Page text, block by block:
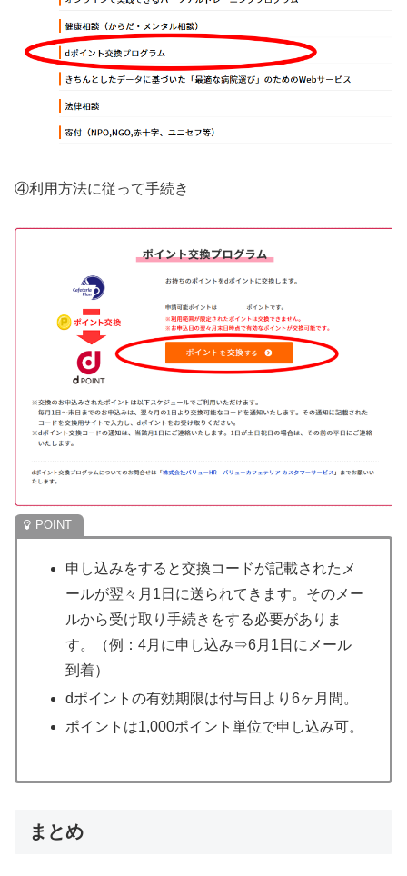
④利用方法に従って手続き
申し込みをすると交換コードが記載されたメ
ールが翌々月1日に送られてきます。そのメー
ルから受け取り手続きをする必要がありま
す。（例：4月に申し込み⇒6月1日にメール
到着）
dポイントの有効期限は付与日より6ヶ月間。
ポイントは1,000ポイント単位で申し込み可。
まとめ